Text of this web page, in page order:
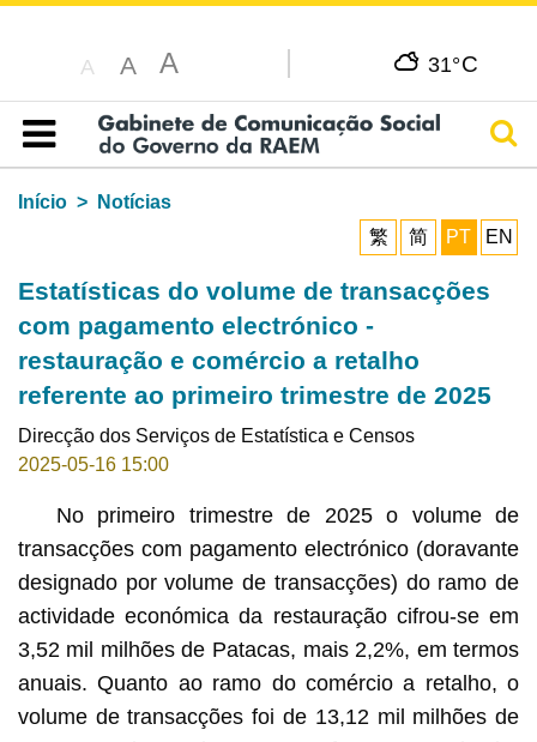
A A A 31°C
Índice
Início
Notícias
繁
简 PT EN
Estatísticas do volume de transacções
com pagamento electrónico -
restauração e comércio a retalho
referente ao primeiro trimestre de 2025
Direcção dos Serviços de Estatística e Censos
2025-05-16 15:00
No primeiro trimestre de 2025 o volume de
transacções com pagamento electrónico (doravante
designado por volume de transacções) do ramo de
actividade económica da restauração cifrou-se em
3,52 mil milhões de Patacas, mais 2,2%, em termos
anuais. Quanto ao ramo do comércio a retalho, o
volume de transacções foi de 13,12 mil milhões de